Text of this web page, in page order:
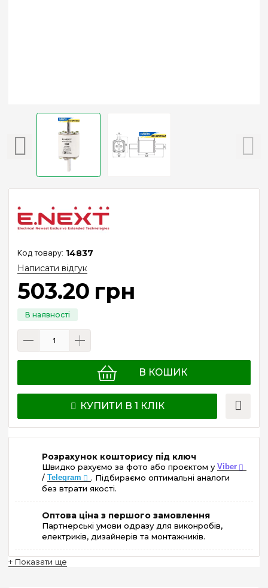
14837
Написати відгук
503.20 грн
В КОШИК
КУПИТИ В 1 КЛІК
Розрахунок кошторису під ключ
Швидко рахуємо за фото або проєктом у Viber
/ Telegram
. Підбираємо оптимальні аналоги
без втрати якості.
Оптова ціна з першого замовлення
Партнерські умови одразу для виконробів,
електриків, дизайнерів та монтажників.
+ Показати ще